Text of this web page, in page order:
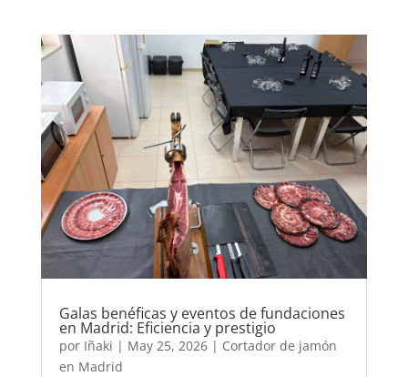
Galas benéficas y eventos de fundaciones
en Madrid: Eficiencia y prestigio
por Iñaki | May 25, 2026| Cortador de jamón
en Madrid